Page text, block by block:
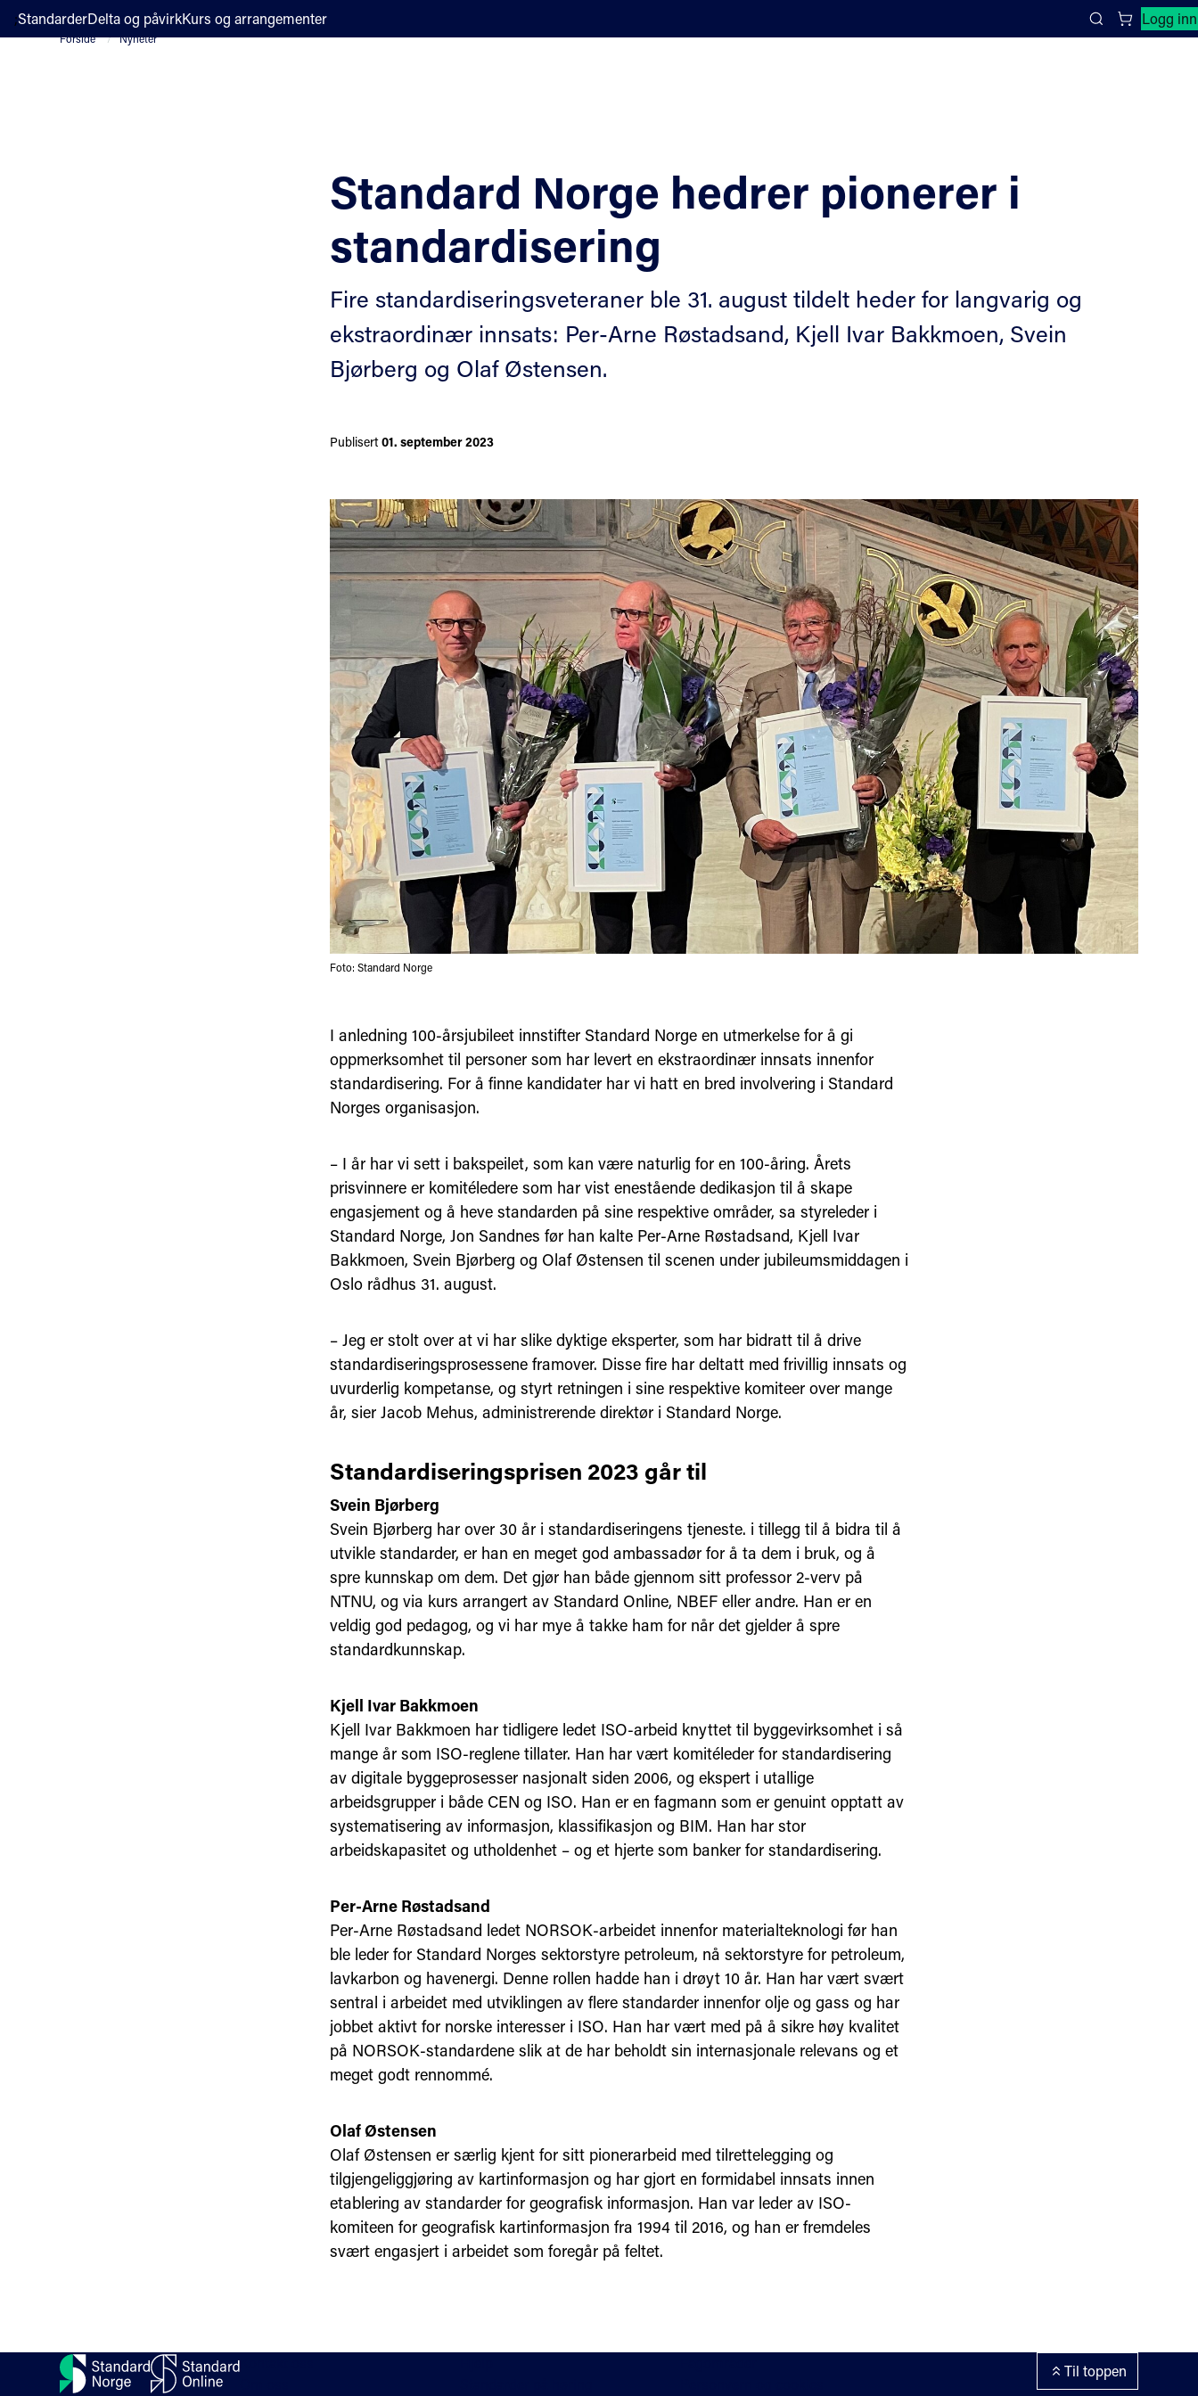
;StandarderDelta og påvirkKurs og arrangementer
Search
Logg inn
Lukk søkepanel
Forside Nyheter
Standard Norge hedrer pionerer i
standardisering
Fire standardiseringsveteraner ble 31. august tildelt heder for langvarig og
ekstraordinær innsats: Per-Arne Røstadsand, Kjell Ivar Bakkmoen, Svein
Bjørberg og Olaf Østensen.
Publisert01. september 2023
Foto: Standard Norge
I anledning 100-årsjubileet innstifter Standard Norge en utmerkelse for å gi
oppmerksomhet til personer som har levert en ekstraordinær innsats innenfor
standardisering. For å finne kandidater har vi hatt en bred involvering i Standard
Norges organisasjon.
– I år har vi sett i bakspeilet, som kan være naturlig for en 100-åring. Årets
prisvinnere er komitéledere som har vist enestående dedikasjon til å skape
engasjement og å heve standarden på sine respektive områder, sa styreleder i
Standard Norge, Jon Sandnes før han kalte Per-Arne Røstadsand, Kjell Ivar
Bakkmoen, Svein Bjørberg og Olaf Østensen til scenen under jubileumsmiddagen i
Oslo rådhus 31. august.
– Jeg er stolt over at vi har slike dyktige eksperter, som har bidratt til å drive
standardiseringsprosessene framover. Disse fire har deltatt med frivillig innsats og
uvurderlig kompetanse, og styrt retningen i sine respektive komiteer over mange
år, sier Jacob Mehus, administrerende direktør i Standard Norge.
Standardiseringsprisen 2023 går til
Svein Bjørberg
Svein Bjørberg har over 30 år i standardiseringens tjeneste. i tillegg til å bidra til å
utvikle standarder, er han en meget god ambassadør for å ta dem i bruk, og å
spre kunnskap om dem. Det gjør han både gjennom sitt professor 2-verv på
NTNU, og via kurs arrangert av Standard Online, NBEF eller andre. Han er en
veldig god pedagog, og vi har mye å takke ham for når det gjelder å spre
standardkunnskap.
Kjell Ivar Bakkmoen
Kjell Ivar Bakkmoen har tidligere ledet ISO-arbeid knyttet til byggevirksomhet i så
mange år som ISO-reglene tillater. Han har vært komitéleder for standardisering
av digitale byggeprosesser nasjonalt siden 2006, og ekspert i utallige
arbeidsgrupper i både CEN og ISO. Han er en fagmann som er genuint opptatt av
systematisering av informasjon, klassifikasjon og BIM. Han har stor
arbeidskapasitet og utholdenhet – og et hjerte som banker for standardisering.
Per-Arne Røstadsand
Per-Arne Røstadsand ledet NORSOK-arbeidet innenfor materialteknologi før han
ble leder for Standard Norges sektorstyre petroleum, nå sektorstyre for petroleum,
lavkarbon og havenergi. Denne rollen hadde han i drøyt 10 år. Han har vært svært
sentral i arbeidet med utviklingen av flere standarder innenfor olje og gass og har
jobbet aktivt for norske interesser i ISO. Han har vært med på å sikre høy kvalitet
på NORSOK-standardene slik at de har beholdt sin internasjonale relevans og et
meget godt rennommé.
Olaf Østensen
Olaf Østensen er særlig kjent for sitt pionerarbeid med tilrettelegging og
tilgjengeliggjøring av kartinformasjon og har gjort en formidabel innsats innen
etablering av standarder for geografisk informasjon. Han var leder av ISO-
komiteen for geografisk kartinformasjon fra 1994 til 2016, og han er fremdeles
svært engasjert i arbeidet som foregår på feltet.
Til toppen